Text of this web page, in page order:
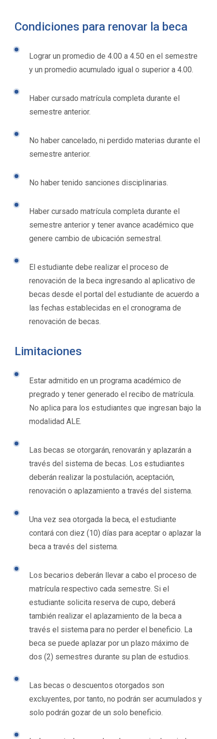
Condiciones para renovar la beca
Lograr un promedio de 4.00 a 4.50 en el semestre
y un promedio acumulado igual o superior a 4.00.
Haber cursado matrícula completa durante el
semestre anterior.
No haber cancelado, ni perdido materias durante el
semestre anterior.
No haber tenido sanciones disciplinarias.
Haber cursado matrícula completa durante el
semestre anterior y tener avance académico que
genere cambio de ubicación semestral.
El estudiante debe realizar el proceso de
renovación de la beca ingresando al aplicativo de
becas desde el portal del estudiante de acuerdo a
las fechas establecidas en el cronograma de
renovación de becas.
Limitaciones
Estar admitido en un programa académico de
pregrado y tener generado el recibo de matrícula.
No aplica para los estudiantes que ingresan bajo la
modalidad ALE.
Las becas se otorgarán, renovarán y aplazarán a
través del sistema de becas. Los estudiantes
deberán realizar la postulación, aceptación,
renovación o aplazamiento a través del sistema.
Una vez sea otorgada la beca, el estudiante
contará con diez (10) días para aceptar o aplazar la
beca a través del sistema.
Los becarios deberán llevar a cabo el proceso de
matrícula respectivo cada semestre. Si el
estudiante solicita reserva de cupo, deberá
también realizar el aplazamiento de la beca a
través el sistema para no perder el beneficio. La
beca se puede aplazar por un plazo máximo de
dos (2) semestres durante su plan de estudios.
Las becas o descuentos otorgados son
excluyentes, por tanto, no podrán ser acumulados y
solo podrán gozar de un solo beneficio.